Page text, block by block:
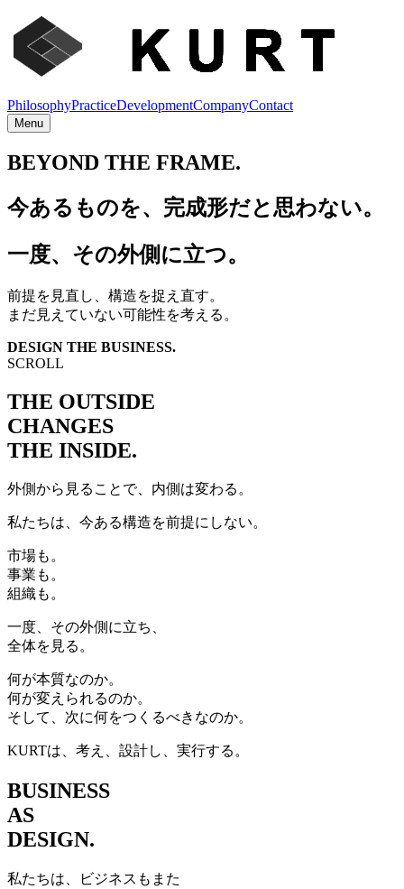
PhilosophyPracticeDevelopmentCompanyContact
Menu
BEYOND THE FRAME.
今あるものを、完成形だと思わない。
一度、その外側に立つ。
前提を見直し、構造を捉え直す。
まだ見えていない可能性を考える。
DESIGN THE BUSINESS.
SCROLL
THE OUTSIDE
CHANGES
THE INSIDE.
外側から見ることで、内側は変わる。
私たちは、今ある構造を前提にしない。
市場も。
事業も。
組織も。
一度、その外側に立ち、
全体を見る。
何が本質なのか。
何が変えられるのか。
そして、次に何をつくるべきなのか。
KURTは、考え、設計し、実行する。
BUSINESS
AS
DESIGN.
私たちは、ビジネスもまた